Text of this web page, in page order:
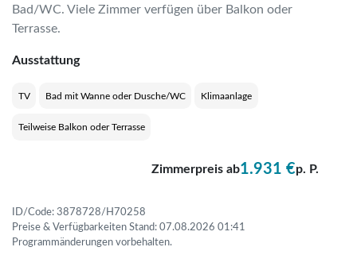
Bad/WC. Viele Zimmer verfügen über Balkon oder
Terrasse.
Ausstattung
TV Bad mit Wanne oder Dusche/WC Klimaanlage
Teilweise Balkon oder Terrasse
Zimmerpreis ab1.931 €p. P.
ID/Code: 3878728/H70258
Preise & Verfügbarkeiten Stand: 07.08.2026 01:41
Programmänderungen vorbehalten.